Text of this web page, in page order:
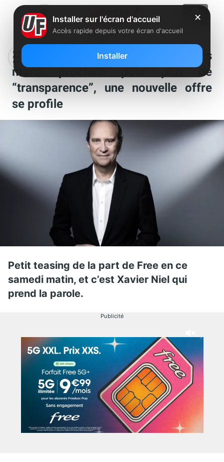
Free : Xavier Niel donne rendez-vous
mardi prochain pour plus de
“transparence”, une nouvelle offre
se profile
Petit teasing de la part de Free en ce
samedi matin, et c’est Xavier Niel qui
prend la parole.
Publicité
✕
Installer sur l'écran d'accueil
Accès rapide depuis votre écran d'accueil
Installer